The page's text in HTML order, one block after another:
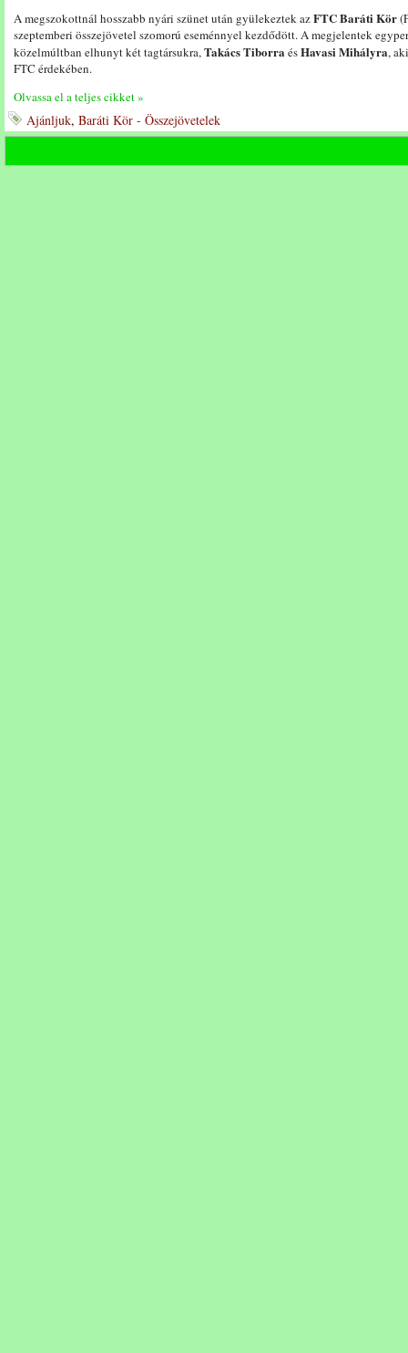
A megszokottnál hosszabb nyári szünet után gyülekeztek azFTC Baráti Kör
szeptemberi összejövetel szomorú eseménnyel kezdődött. A megjelentek
közelmúltban elhunyt két tagtársukra,Takács Tiborra ésHavasi Mihályra,
FTC érdekében.
Olvassa el a teljes cikket »
Ajánljuk, Baráti Kör - Összejövetelek